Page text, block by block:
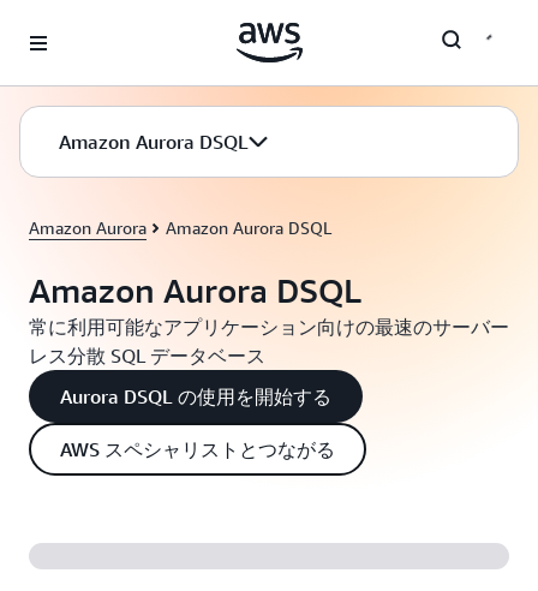
Amazon Aurora DSQL
Amazon Aurora Amazon Aurora DSQL
Amazon Aurora DSQL
常に利用可能なアプリケーション向けの最速のサーバー
レス分散 SQL データベース
Aurora DSQL の使用を開始する
AWS スペシャリストとつながる